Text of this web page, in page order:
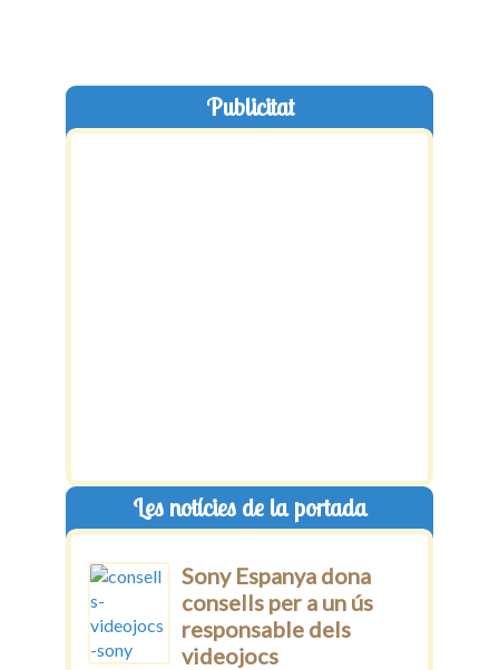
Publicitat
Les notícies de la portada
Sony Espanya dona
consells per a un ús
responsable dels
videojocs